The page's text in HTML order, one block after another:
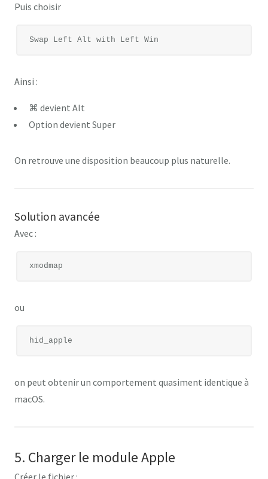
Puis choisir
Ainsi :
⌘ devient Alt
Option devient Super
On retrouve une disposition beaucoup plus naturelle.
Solution avancée
Avec :
ou
on peut obtenir un comportement quasiment identique à
macOS.
5. Charger le module Apple
Créer le fichier :